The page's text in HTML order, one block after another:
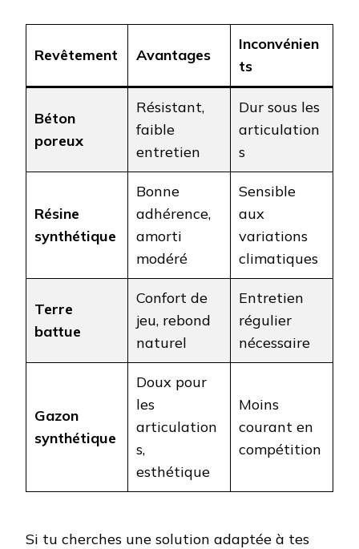
Revêtement Avantages
Inconvénien
ts
Béton
poreux
Résistant,
faible
entretien
Dur sous les
articulation
s
Résine
synthétique
Bonne
adhérence,
amorti
modéré
Sensible
aux
variations
climatiques
Terre
battue
Confort de
jeu, rebond
naturel
Entretien
régulier
nécessaire
Gazon
synthétique
Doux pour
les
articulation
s,
esthétique
Moins
courant en
compétition
Si tu cherches une solution adaptée à tes